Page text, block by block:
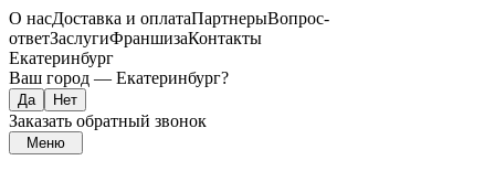
О насДоставка и оплатаПартнерыВопрос-
ответЗаслугиФраншизаКонтакты
Екатеринбург
Ваш город — Екатеринбург?
Заказать обратный звонок
Меню